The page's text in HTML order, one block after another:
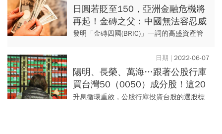
野度假村，好好休息一個晚上...
日圓若貶至150，亞洲金融危機將
再起！金磚之父：中國無法容忍威
脅其經濟「恐認不公平」
發明「金磚四國(BRIC)」一詞的高盛資產管
告，日圓若貶至150兌換一美元(為1990...
2022-06-07
陽明、長榮、萬海…跟著公股行庫
買台灣50（0050）成分股！這20
檔殖利率逾5％穩穩賺
升息循環重啟，公股行庫投資台股的選股標